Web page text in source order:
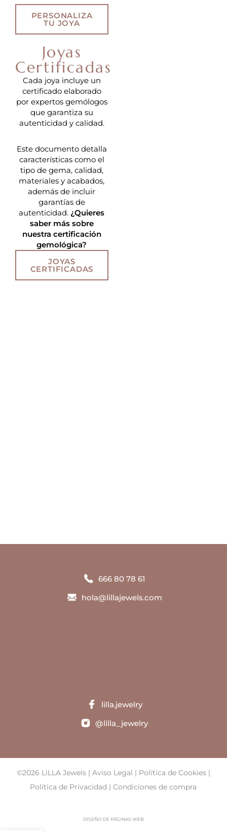
PERSONALIZA
TU JOYA
Joyas
Certificadas
Cada joya incluye un
certificado elaborado
por expertos gemólogos
que garantiza su
autenticidad y calidad.
Este documento detalla
características como el
tipo de gema, calidad,
materiales y acabados,
además de incluir
garantías de
autenticidad. ¿Quieres
saber más sobre
nuestra certificación
gemológica?
JOYAS
CERTIFICADAS
666 80 78 61
hola@lillajewels.com
lilla.jewelry
@lilla_jewelry
©2026 LiLLA Jewels | Aviso Legal | Política de Cookies|
Política de Privacidad |Condiciones de compra
DISEÑO DE PÁGINAS WEB